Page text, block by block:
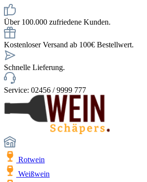
Über 100.000 zufriedene Kunden.
Kostenloser Versand ab 100€ Bestellwert.
Schnelle Lieferung.
Service: 02456 / 9999 777
Rotwein
Weißwein